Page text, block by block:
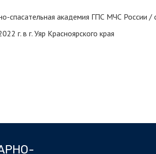
академия ГПС МЧС России /
г. в г. Уяр Красноярского края